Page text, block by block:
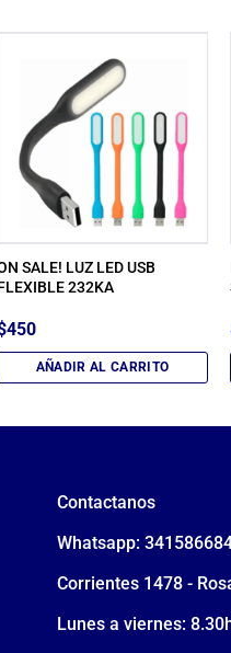
SALE! LUZ LED USB
232KA
450
AÑADIR AL CARRITO
Contactanos
Whatsapp:
Corrientes 1478 -
Lunes a viernes: